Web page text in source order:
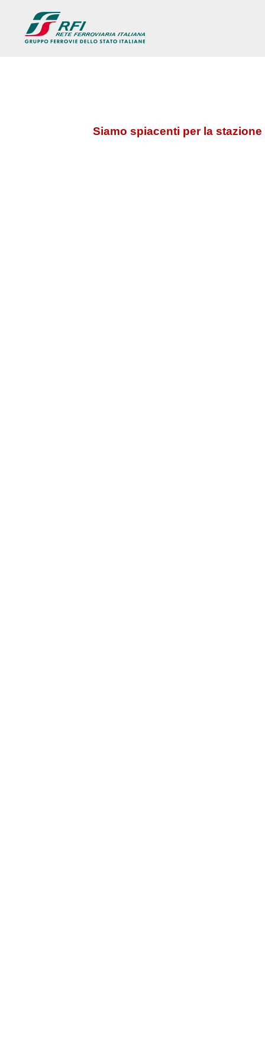
Siamo spiacenti per la